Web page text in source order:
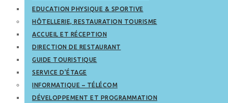
EDUCATION PHYSIQUE & SPORTIVE
HÔTELLERIE, RESTAURATION TOURISME
ACCUEIL ET RÉCEPTION
DIRECTION DE RESTAURANT
GUIDE TOURISTIQUE
SERVICE D’ÉTAGE
INFORMATIQUE – TÉLÉCOM
DÉVELOPPEMENT ET PROGRAMMATION